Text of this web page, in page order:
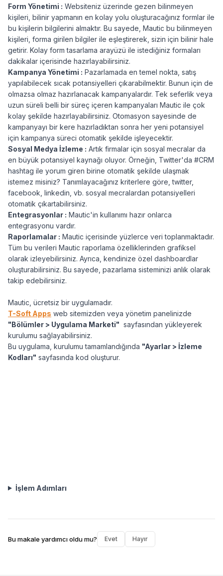
Form Yönetimi : Websiteniz üzerinde gezen bilinmeyen
kişileri, bilinir yapmanın en kolay yolu oluşturacağınız formlar ile
bu kişilerin bilgilerini almaktır. Bu sayede, Mautic bu bilinmeyen
kişileri, forma girilen bilgiler ile eşleştirerek, sizin için bilinir hale
getirir. Kolay form tasarlama arayüzü ile istediğiniz formaları
dakikalar içerisinde hazırlayabilirsiniz.
Kampanya Yönetimi : Pazarlamada en temel nokta, satış
yapılabilecek sıcak potansiyelleri çıkarabilmektir. Bunun için de
olmazsa olmaz hazırlanacak kampanyalardır. Tek seferlik veya
uzun süreli belli bir süreç içeren kampanyaları Mautic ile çok
kolay şekilde hazırlayabilirsiniz. Otomasyon sayesinde de
kampanyayı bir kere hazırladıktan sonra her yeni potansiyel
için kampanya süreci otomatik şekilde işleyecektir.
Sosyal Medya İzleme : Artık firmalar için sosyal mecralar da
en büyük potansiyel kaynağı oluyor. Örneğin, Twitter'da #CRM
hashtag ile yorum giren birine otomatik şekilde ulaşmak
istemez misiniz? Tanımlayacağınız kriterlere göre, twitter,
facebook, linkedin, vb. sosyal mecralardan potansiyelleri
otomatik çıkartabilirsiniz.
Entegrasyonlar : Mautic'in kullanımı hazır onlarca
entegrasyonu vardır.
Raporlamalar : Mautic içerisinde yüzlerce veri toplanmaktadır.
Tüm bu verileri Mautic raporlama özelliklerinden grafiksel
olarak izleyebilirsiniz. Ayrıca, kendinize özel dashboardlar
oluşturabilirsiniz. Bu sayede, pazarlama sisteminizi anlık olarak
takip edebilirsiniz.
Mautic, ücretsiz bir uygulamadır.
T-Soft Apps web sitemizden veya yönetim panelinizde
"Bölümler > Uygulama Marketi" sayfasından yükleyerek
kurulumu sağlayabilirsiniz.
Bu uygulama, kurulumu tamamlandığında "Ayarlar > İzleme
Kodları" sayfasında kod oluşturur.
İşlem Adımları
Bu makale yardımcı oldu mu? Evet Hayır